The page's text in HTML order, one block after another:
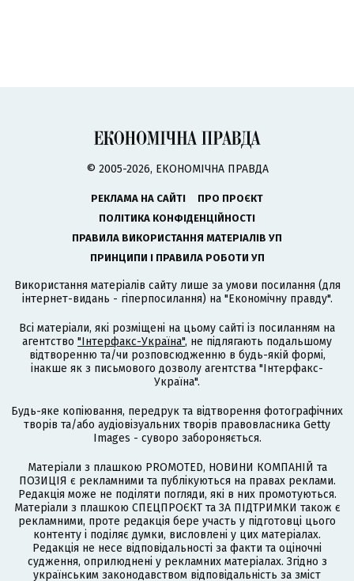
© 2005-2026, ЕКОНОМІЧНА ПРАВДА
РЕКЛАМА НА САЙТІ
ПРО ПРОЄКТ
ПОЛІТИКА КОНФІДЕНЦІЙНОСТІ
ПРАВИЛА ВИКОРИСТАННЯ МАТЕРІАЛІВ УП
ПРИНЦИПИ І ПРАВИЛА РОБОТИ УП
Використання матеріалів сайту лише за умови посилання (для
інтернет-видань - гіперпосилання) на "Економічну правду".
Всі матеріали, які розміщені на цьому сайті із посиланням на
агентство "Інтерфакс-Україна", не підлягають подальшому
відтворенню та/чи розповсюдженню в будь-якій формі,
інакше як з письмового дозволу агентства "Інтерфакс-
Україна".
Будь-яке копіювання, передрук та відтворення фотографічних
творів та/або аудіовізуальних творів правовласника Getty
Images - суворо забороняється.
Матеріали з плашкою PROMOTED, НОВИНИ КОМПАНІЙ та
ПОЗИЦІЯ є рекламними та публікуються на правах реклами.
Редакція може не поділяти погляди, які в них промотуються.
Матеріали з плашкою СПЕЦПРОЄКТ та ЗА ПІДТРИМКИ також є
рекламними, проте редакція бере участь у підготовці цього
контенту і поділяє думки, висловлені у цих матеріалах.
Редакція не несе відповідальності за факти та оціночні
судження, оприлюднені у рекламних матеріалах. Згідно з
українським законодавством відповідальність за зміст